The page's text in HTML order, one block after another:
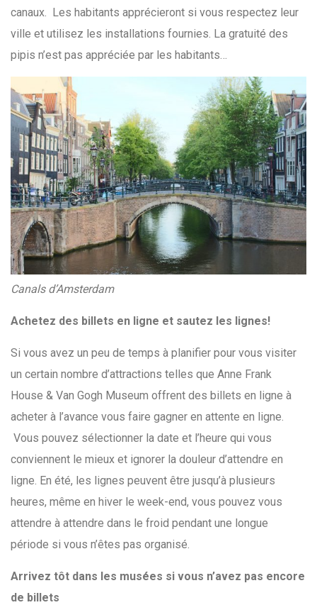
canaux. Les habitants apprécieront si vous respectez leur
ville et utilisez les installations fournies. La gratuité des
pipis n’est pas appréciée par les habitants…
Canals d’Amsterdam
Achetez des billets en ligne et sautez les lignes!
Si vous avez un peu de temps à planifier pour vous visiter
un certain nombre d’attractions telles que Anne Frank
House & Van Gogh Museum offrent des billets en ligne à
acheter à l’avance vous faire gagner en attente en ligne.
Vous pouvez sélectionner la date et l’heure qui vous
conviennent le mieux et ignorer la douleur d’attendre en
ligne. En été, les lignes peuvent être jusqu’à plusieurs
heures, même en hiver le week-end, vous pouvez vous
attendre à attendre dans le froid pendant une longue
période si vous n’êtes pas organisé.
Arrivez tôt dans les musées si vous n’avez pas encore
de billets